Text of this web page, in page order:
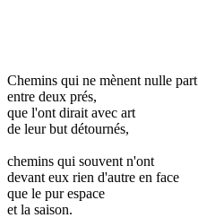
Chemins qui ne mènent nulle part
entre deux prés,
que l'ont dirait avec art
de leur but détournés,
chemins qui souvent n'ont
devant eux rien d'autre en face
que le pur espace
et la saison.